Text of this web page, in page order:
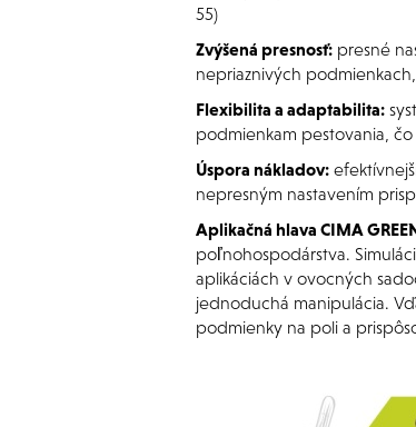
55)
Zvýšená presnosť: presné
nepriaznivých
Flexibilita a adaptabilita:
podmienkam pestovania,
Úspora nákladov:
nepresným nastavením
Aplikačná hlava CIMA
poľnohospodárstva.
aplikáciách v ovocných
jednoduchá manipulácia.
podmienky na poli a